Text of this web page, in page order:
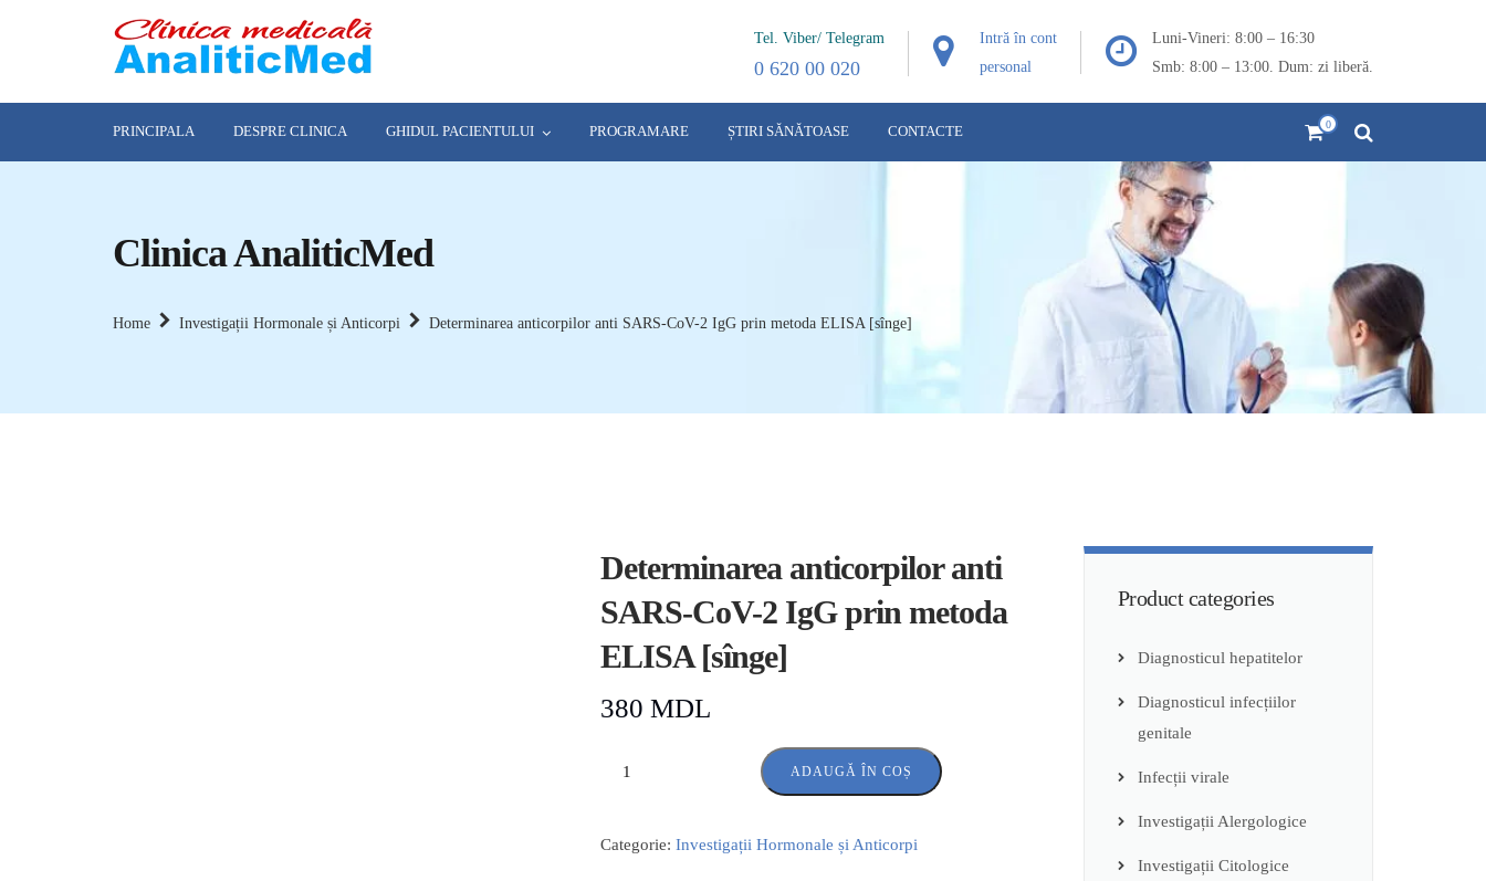
Tel. Viber/ Telegram
0 620 00 020
Intră în cont
personal
Luni-Vineri: 8:00 – 16:30
Smb: 8:00 – 13:00. Dum: zi liberă.
PRINCIPALA DESPRE CLINICA GHIDUL PACIENTULUI PROGRAMARE ȘTIRI SĂNĂTOASE CONTACTE 0
Clinica AnaliticMed
Home Investigații Hormonale și Anticorpi Determinarea anticorpilor anti SARS-CoV-2 IgG prin metoda ELISA [sînge]
Determinarea anticorpilor anti
SARS-CoV-2 IgG prin metoda
ELISA [sînge]
380 MDL
ADAUGĂ ÎN COȘ
Categorie: Investigații Hormonale și Anticorpi
Product categories
Diagnosticul hepatitelor
Diagnosticul infecțiilor
genitale
Infecții virale
Investigații Alergologice
Investigații Citologice